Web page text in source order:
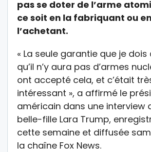
pas se doter de l’arme
ce soit en la fabriquant ou en
l’achetant.
« La seule garantie que je dois
qu’il n’y aura pas d’armes
ont accepté cela, et c’était
intéressant », a affirmé le
américain dans une interview
belle-fille Lara Trump,
cette semaine et diffusée
la chaîne Fox News.